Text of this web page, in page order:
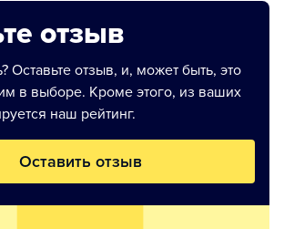
отзыв
Оставьте отзыв, и, может быть, это
в выборе. Кроме этого, из ваших
наш рейтинг.
Оставить отзыв